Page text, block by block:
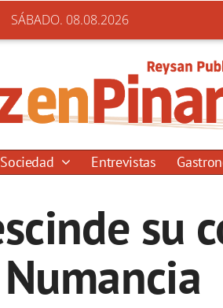
SÁBADO. 08.08.2026
Sociedad Entrevistas
su